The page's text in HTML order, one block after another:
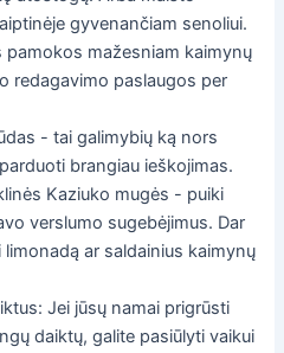
gyvenančiam senoliui.
pamokos mažesniam kaimynų
redagavimo paslaugos per
- tai galimybių ką nors
brangiau ieškojimas.
Kaziuko mugės - puiki
verslumo sugebėjimus. Dar
ar saldainius kaimynų
Jei jūsų namai prigrūsti
daiktų, galite pasiūlyti vaikui